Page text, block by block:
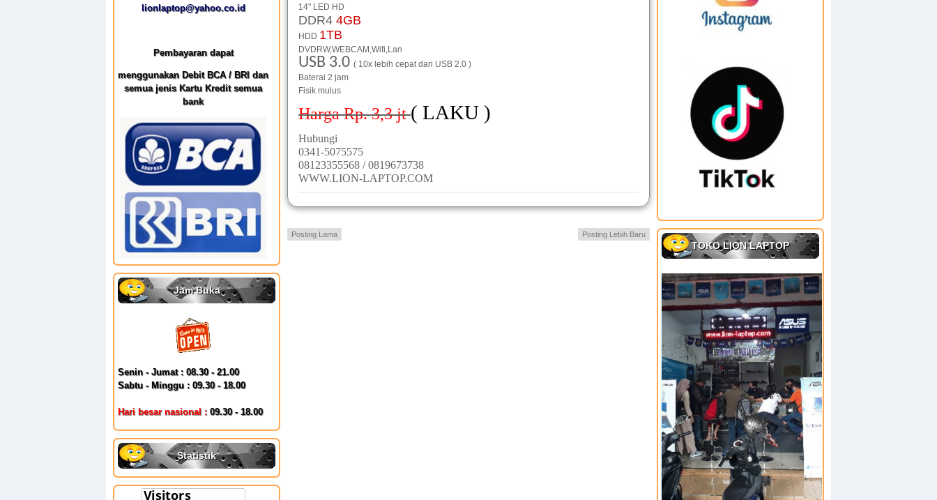
lionlaptop@yahoo.co.id
Pembayaran dapat
menggunakan Debit BCA / BRI dan
semua jenis Kartu Kredit semua
bank
Jam Buka
Senin - Jumat : 08.30 - 21.00
Sabtu - Minggu : 09.30 - 18.00
Hari besar nasional : 09.30 - 18.00
Statistik
14" LED HD
DDR4 4GB
HDD 1TB
DVDRW,WEBCAM,Wifi,Lan
USB 3.0 ( 10x lebih cepat dari USB 2.0 )
Baterai 2 jam
Fisik mulus
Harga Rp. 3,3jt ( LAKU )
Hubungi
0341-5075575
08123355568 / 0819673738
WWW.LION-LAPTOP.COM
Posting Lebih Baru
Posting Lama
TOKO LION LAPTOP